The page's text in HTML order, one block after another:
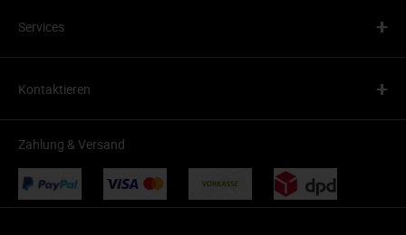
Services +
Kontaktieren +
Zahlung & Versand